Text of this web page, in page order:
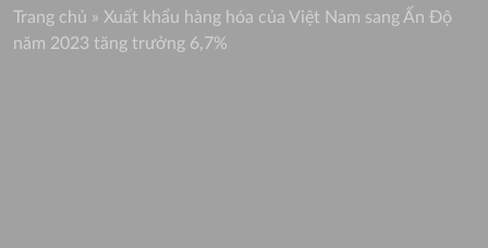
Trang chủ » Xuất khẩu hàng hóa của Việt Nam sang Ấn Độ
năm 2023 tăng trưởng 6,7%